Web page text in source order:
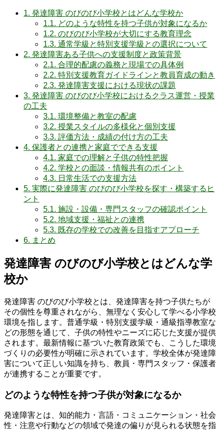
1. 発達障害 のびのび小学校とはどんな学校か
1.1. どのような特性を持つ子供が対象になるか
1.2. のびのび小学校が大切にする教育理念
1.3. 通常学級と特別支援学級との選択について
2. 発達障害ある子供への支援制度と政策背景
2.1. 合理的配慮の義務と現場での具体例
2.2. 特別支援教育ガイドラインと教員育成の動き
2.3. 発達障害支援における現状の課題
3. 発達障害 のびのび小学校におけるクラス運営・授業
の工夫
3.1. 環境整備と教室の配慮
3.2. 授業スタイルの多様化と個別支援
3.3. 評価方法・成績の付け方の工夫
4. 保護者との連携と家庭でできる支援
4.1. 家庭での理解と子供の特性把握
4.2. 学校との面談・情報共有のポイント
4.3. 日常生活での支援方法
5. 実際に発達障害 のびのび小学校を探す・構築するヒ
ント
5.1. 施設・設備・専門スタッフの確認ポイント
5.2. 地域支援・福祉との連携
5.3. 既存の学校での改善を目指すアプローチ
6. まとめ
発達障害 のびのび小学校とはどんな学
校か
発達障害 のびのび小学校とは、発達障害を持つ子供たちが
その個性を尊重されながら、無理なく安心して学べる小学校
環境を指します。普通学級・特別支援学級・通級指導教室な
どの形態を通じて、子供の特性やニーズに応じた支援が提供
されます。最新情報に基づいた教育政策でも、こうした環境
づくりの必要性が明確に示されています。学校全体が発達障
害について正しい知識を持ち、教員・専門スタッフ・保護者
が連携することが重要です。
どのような特性を持つ子供が対象になるか
発達障害とは、知的能力・言語・コミュニケーション・社会
性・注意や行動などの領域で発達の偏りが見られる状態を指